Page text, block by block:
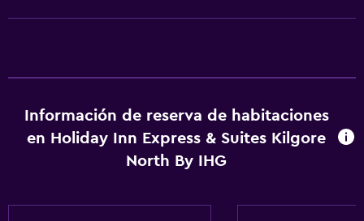
Check-out exprés
Microondas
Tetera/cafetera
Información de reserva de habitaciones
en Holiday Inn Express & Suites Kilgore
North By IHG